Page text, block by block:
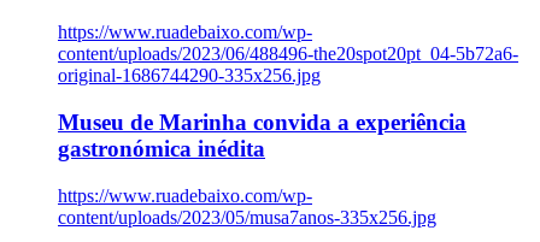
https://www.ruadebaixo.com/wp-
content/uploads/2023/06/488496-the20spot20pt_04-5b72a6-
original-1686744290-335x256.jpg
Museu de Marinha convida a experiência
gastronómica inédita
https://www.ruadebaixo.com/wp-
content/uploads/2023/05/musa7anos-335x256.jpg